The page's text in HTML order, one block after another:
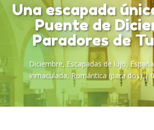
Una escapada
Puente de
Paradores de
Diciembre, Escapadas de lujo, España
Inmaculada, Romántica (para dos)|